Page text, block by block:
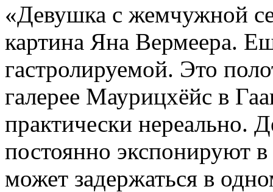
«Девушка с жемчужной
картина Яна Вермеера.
гастролируемой. Это
галерее Маурицхёйс в
практически нереально.
постоянно экспонируют
может задержаться в